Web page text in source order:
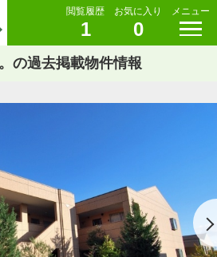
閲覧履歴
1
お気に入り
0
メニュー
の過去掲載物件情報